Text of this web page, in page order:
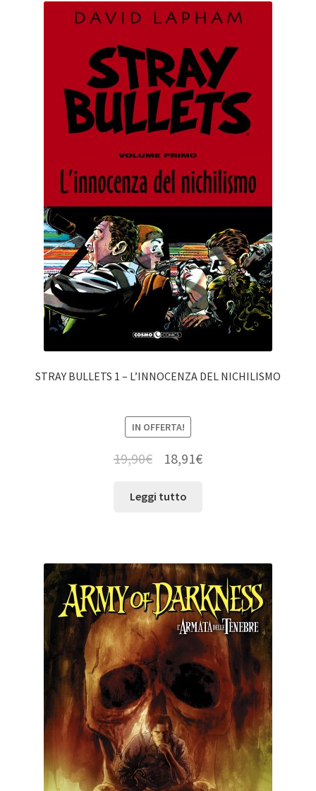
STRAY BULLETS 1 – L’INNOCENZA DEL NICHILISMO
IN OFFERTA!
19,90€ 18,91€
Leggi tutto